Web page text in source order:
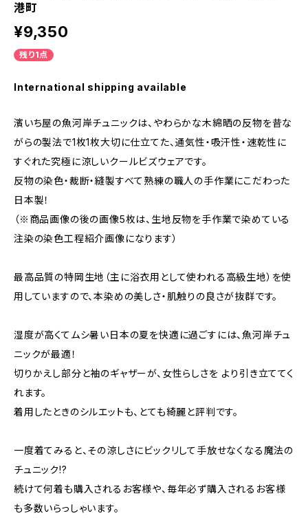
港町
¥9,350
残り1点
International shipping available
濱いち屋の魚河岸チュニックは、やわらかな木綿晒の反物を昔な
がらの製法で1枚1枚大切に仕立てた、通気性・吸汗性・速乾性に
すぐれた究極に涼しいクールビズウェアです。
反物の染色・裁断・縫製すべて熟練の職人の手作業にこだわった
日本製！
（※商品画像の後の画像5枚は、生地反物を手作業で染めている
注染の染色工程紹介画像になります）
最高品質の特岡生地（主に浴衣用として使われる高級生地）を使
用していますので、本染めの美しさ・肌触りの良さが抜群です。
湿度が高くてムシ暑い日本の夏を快適に過ごすには、魚河岸チュ
ニックが最適！
切りかえし部分と袖のギャザーが、女性らしさを より引き立ててく
れます。
着用したときのシルエットも、とても綺麗と評判です。
一度着てみると、その涼しさにビックリして手放せなくなる魔法の
チュニック!?
続けて何着も購入されるお客様や、毎年必ず購入されるお客様
も多数いらっしゃいます。